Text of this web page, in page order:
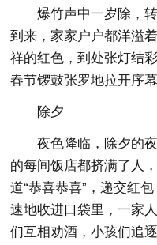
爆竹声中一岁除，
到来，家家户户都洋溢
祥的红色，到处张灯结
春节锣鼓张罗地拉开序幕
除夕
夜色降临，除夕的
的每间饭店都挤满了人
道“恭喜恭喜”，递交红
速地收进口袋里，一家
们互相劝酒，小孩们追